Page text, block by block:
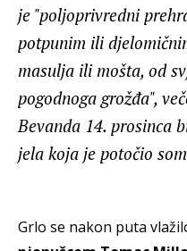
je "poljoprivredni
potpunim ili
masulja ili mošta, od
pogodnoga grožđa",
Bevanda 14. prosinca
jela koja je potočio
Grlo se nakon puta